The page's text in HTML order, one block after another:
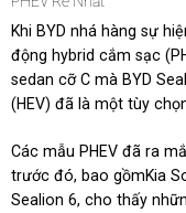
Khi BYD nhá hàng sự
động hybrid cắm sạc
sedan cỡ C mà BYD
(HEV) đã là một tùy
Các mẫu PHEV đã ra
trước đó, bao gồmKia
Sealion 6, cho thấy